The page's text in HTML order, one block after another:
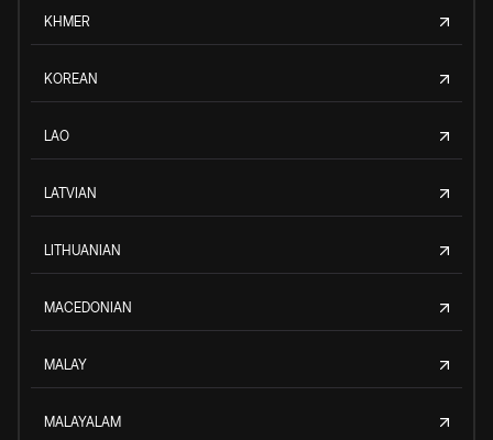
KHMER
KOREAN
LAO
LATVIAN
LITHUANIAN
MACEDONIAN
MALAY
MALAYALAM